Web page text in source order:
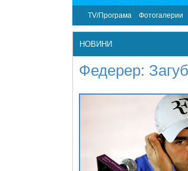
TV/Програма Фотогалерии
НОВИНИ
Федерер: